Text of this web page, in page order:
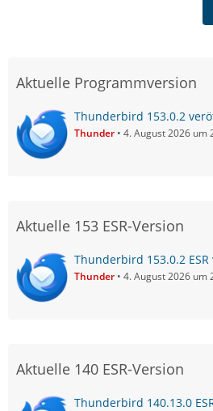
Aktuelle Programmversion
Thunderbird 153.0.2
Thunder 4. August 2026 um
Aktuelle 153 ESR-Version
Thunderbird 153.0.2
Thunder 4. August 2026 um
Aktuelle 140 ESR-Version
Thunderbird 140.13.0